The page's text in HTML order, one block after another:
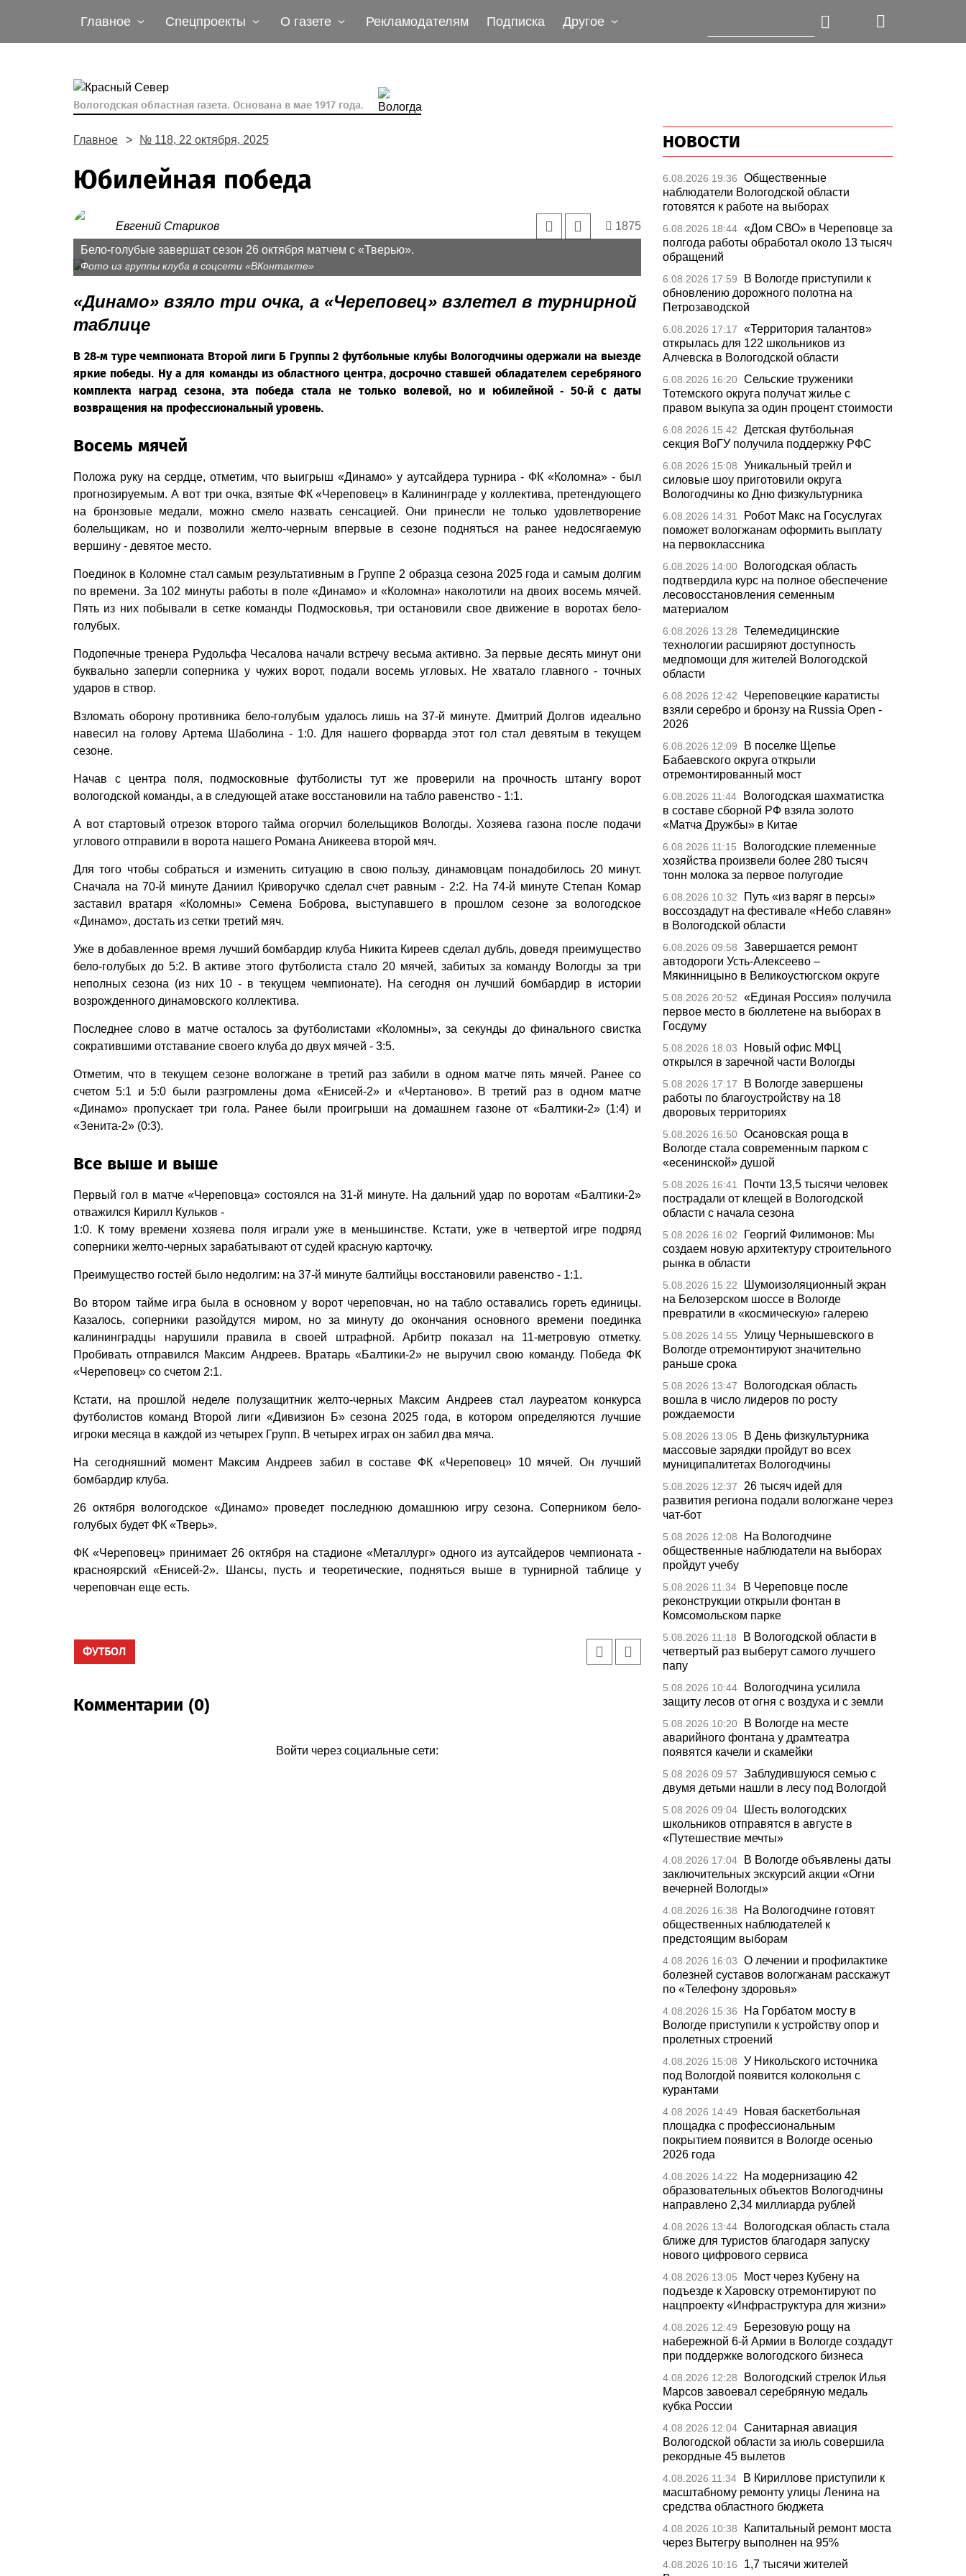
Главное Спецпроекты О газете Рекламодателям Подписка Другое
Вологодская областная газета. Основана в мае 1917 года.
Главное № 118, 22 октября, 2025
Юбилейная победа
Евгений Стариков
1875
Бело-голубые завершат сезон 26 октября матчем с «Тверью».
Фото из группы клуба в соцсети «ВКонтакте»
«Динамо» взяло три очка, а «Череповец» взлетел в турнирной
таблице
В 28-м туре чемпионата Второй лиги Б Группы 2 футбольные клубы Вологодчины одержали на выезде
яркие победы. Ну а для команды из областного центра, досрочно ставшей обладателем серебряного
комплекта наград сезона, эта победа стала не только волевой, но и юбилейной - 50-й с даты
возвращения на профессиональный уровень.
Восемь мячей
Положа руку на сердце, отметим, что выигрыш «Динамо» у аутсайдера турнира - ФК «Коломна» - был
прогнозируемым. А вот три очка, взятые ФК «Череповец» в Калининграде у коллектива, претендующего
на бронзовые медали, можно смело назвать сенсацией. Они принесли не только удовлетворение
болельщикам, но и позволили желто-черным впервые в сезоне подняться на ранее недосягаемую
вершину - девятое место.
Поединок в Коломне стал самым результативным в Группе 2 образца сезона 2025 года и самым долгим
по времени. За 102 минуты работы в поле «Динамо» и «Коломна» наколотили на двоих восемь мячей.
Пять из них побывали в сетке команды Подмосковья, три остановили свое движение в воротах бело-
голубых.
Подопечные тренера Рудольфа Чесалова начали встречу весьма активно. За первые десять минут они
буквально заперли соперника у чужих ворот, подали восемь угловых. Не хватало главного - точных
ударов в створ.
Взломать оборону противника бело-голубым удалось лишь на 37-й минуте. Дмитрий Долгов идеально
навесил на голову Артема Шаболина - 1:0. Для нашего форварда этот гол стал девятым в текущем
сезоне.
Начав с центра поля, подмосковные футболисты тут же проверили на прочность штангу ворот
вологодской команды, а в следующей атаке восстановили на табло равенство - 1:1.
А вот стартовый отрезок второго тайма огорчил болельщиков Вологды. Хозяева газона после подачи
углового отправили в ворота нашего Романа Аникеева второй мяч.
Для того чтобы собраться и изменить ситуацию в свою пользу, динамовцам понадобилось 20 минут.
Сначала на 70-й минуте Даниил Криворучко сделал счет равным - 2:2. На 74-й минуте Степан Комар
заставил вратаря «Коломны» Семена Боброва, выступавшего в прошлом сезоне за вологодское
«Динамо», достать из сетки третий мяч.
Уже в добавленное время лучший бомбардир клуба Никита Киреев сделал дубль, доведя преимущество
бело-голубых до 5:2. В активе этого футболиста стало 20 мячей, забитых за команду Вологды за три
неполных сезона (из них 10 - в текущем чемпионате). На сегодня он лучший бомбардир в истории
возрожденного динамовского коллектива.
Последнее слово в матче осталось за футболистами «Коломны», за секунды до финального свистка
сократившими отставание своего клуба до двух мячей - 3:5.
Отметим, что в текущем сезоне вологжане в третий раз забили в одном матче пять мячей. Ранее со
счетом 5:1 и 5:0 были разгромлены дома «Енисей-2» и «Чертаново». В третий раз в одном матче
«Динамо» пропускает три гола. Ранее были проигрыши на домашнем газоне от «Балтики-2» (1:4) и
«Зенита-2» (0:3).
Все выше и выше
Первый гол в матче «Череповца» состоялся на 31-й минуте. На дальний удар по воротам «Балтики-2»
отважился Кирилл Кульков -
1:0. К тому времени хозяева поля играли уже в меньшинстве. Кстати, уже в четвертой игре подряд
соперники желто-черных зарабатывают от судей красную карточку.
Преимущество гостей было недолгим: на 37-й минуте балтийцы восстановили равенство - 1:1.
Во втором тайме игра была в основном у ворот череповчан, но на табло оставались гореть единицы.
Казалось, соперники разойдутся миром, но за минуту до окончания основного времени поединка
калининградцы нарушили правила в своей штрафной. Арбитр показал на 11-метровую отметку.
Пробивать отправился Максим Андреев. Вратарь «Балтики-2» не выручил свою команду. Победа ФК
«Череповец» со счетом 2:1.
Кстати, на прошлой неделе полузащитник желто-черных Максим Андреев стал лауреатом конкурса
футболистов команд Второй лиги «Дивизион Б» сезона 2025 года, в котором определяются лучшие
игроки месяца в каждой из четырех Групп. В четырех играх он забил два мяча.
На сегодняшний момент Максим Андреев забил в составе ФК «Череповец» 10 мячей. Он лучший
бомбардир клуба.
26 октября вологодское «Динамо» проведет последнюю домашнюю игру сезона. Соперником бело-
голубых будет ФК «Тверь».
ФК «Череповец» принимает 26 октября на стадионе «Металлург» одного из аутсайдеров чемпионата -
красноярский «Енисей-2». Шансы, пусть и теоретические, подняться выше в турнирной таблице у
череповчан еще есть.
ФУТБОЛ
Комментарии (0)
Войти через социальные сети:
НОВОСТИ
6.08.2026 19:36
Общественные
наблюдатели Вологодской области
готовятся к работе на выборах
6.08.2026 18:44 «Дом СВО» в Череповце за
полгода работы обработал около 13 тысяч
обращений
6.08.2026 17:59
В Вологде приступили к
обновлению дорожного полотна на
Петрозаводской
6.08.2026 17:17
«Территория талантов»
открылась для 122 школьников из
Алчевска в Вологодской области
6.08.2026 16:20 Сельские труженики
Тотемского округа получат жилье с
правом выкупа за один процент стоимости
6.08.2026 15:42
Детская футбольная
секция ВоГУ получила поддержку РФС
6.08.2026 15:08
Уникальный трейл и
силовые шоу приготовили округа
Вологодчины ко Дню физкультурника
6.08.2026 14:31
Робот Макс на Госуслугах
поможет вологжанам оформить выплату
на первоклассника
6.08.2026 14:00
Вологодская область
подтвердила курс на полное обеспечение
лесовосстановления семенным
материалом
6.08.2026 13:28
Телемедицинские
технологии расширяют доступность
медпомощи для жителей Вологодской
области
6.08.2026 12:42
Череповецкие каратисты
взяли серебро и бронзу на Russia Open -
2026
6.08.2026 12:09
В поселке Щепье
Бабаевского округа открыли
отремонтированный мост
6.08.2026 11:44
Вологодская шахматистка
в составе сборной РФ взяла золото
«Матча Дружбы» в Китае
6.08.2026 11:15
Вологодские племенные
хозяйства произвели более 280 тысяч
тонн молока за первое полугодие
6.08.2026 10:32
Путь «из варяг в персы»
воссоздадут на фестивале «Небо славян»
в Вологодской области
6.08.2026 09:58
Завершается ремонт
автодороги Усть-Алексеево –
Мякинницыно в Великоустюгском округе
5.08.2026 20:52
«Единая Россия» получила
первое место в бюллетене на выборах в
Госдуму
5.08.2026 18:03
Новый офис МФЦ
открылся в заречной части Вологды
5.08.2026 17:17
В Вологде завершены
работы по благоустройству на 18
дворовых территориях
5.08.2026 16:50 Осановская роща в
Вологде стала современным парком с
«есенинской» душой
5.08.2026 16:41
Почти 13,5 тысячи человек
пострадали от клещей в Вологодской
области с начала сезона
5.08.2026 16:02
Георгий Филимонов: Мы
создаем новую архитектуру строительного
рынка в области
5.08.2026 15:22
Шумоизоляционный экран
на Белозерском шоссе в Вологде
превратили в «космическую» галерею
5.08.2026 14:55
Улицу Чернышевского в
Вологде отремонтируют значительно
раньше срока
5.08.2026 13:47
Вологодская область
вошла в число лидеров по росту
рождаемости
5.08.2026 13:05
В День физкультурника
массовые зарядки пройдут во всех
муниципалитетах Вологодчины
5.08.2026 12:37
26 тысяч идей для
развития региона подали вологжане через
чат-бот
5.08.2026 12:08
На Вологодчине
общественные наблюдатели на выборах
пройдут учебу
5.08.2026 11:34
В Череповце после
реконструкции открыли фонтан в
Комсомольском парке
5.08.2026 11:18
В Вологодской области в
четвертый раз выберут самого лучшего
папу
5.08.2026 10:44
Вологодчина усилила
защиту лесов от огня с воздуха и с земли
5.08.2026 10:20
В Вологде на месте
аварийного фонтана у драмтеатра
появятся качели и скамейки
5.08.2026 09:57
Заблудившуюся семью с
двумя детьми нашли в лесу под Вологдой
5.08.2026 09:04
Шесть вологодских
школьников отправятся в августе в
«Путешествие мечты»
4.08.2026 17:04
В Вологде объявлены даты
заключительных экскурсий акции «Огни
вечерней Вологды»
4.08.2026 16:38
На Вологодчине готовят
общественных наблюдателей к
предстоящим выборам
4.08.2026 16:03
О лечении и профилактике
болезней суставов вологжанам расскажут
по «Телефону здоровья»
4.08.2026 15:36
На Горбатом мосту в
Вологде приступили к устройству опор и
пролетных строений
4.08.2026 15:08
У Никольского источника
под Вологдой появится колокольня с
курантами
4.08.2026 14:49
Новая баскетбольная
площадка с профессиональным
покрытием появится в Вологде осенью
2026 года
4.08.2026 14:22
На модернизацию 42
образовательных объектов Вологодчины
направлено 2,34 миллиарда рублей
4.08.2026 13:44
Вологодская область стала
ближе для туристов благодаря запуску
нового цифрового сервиса
4.08.2026 13:05
Мост через Кубену на
подъезде к Харовску отремонтируют по
нацпроекту «Инфраструктура для жизни»
4.08.2026 12:49
Березовую рощу на
набережной 6-й Армии в Вологде создадут
при поддержке вологодского бизнеса
4.08.2026 12:28
Вологодский стрелок Илья
Марсов завоевал серебряную медаль
кубка России
4.08.2026 12:04 Санитарная авиация
Вологодской области за июль совершила
рекордные 45 вылетов
4.08.2026 11:34
В Кириллове приступили к
масштабному ремонту улицы Ленина на
средства областного бюджета
4.08.2026 10:38
Капитальный ремонт моста
через Вытегру выполнен на 95%
4.08.2026 10:16
1,7 тысячи жителей